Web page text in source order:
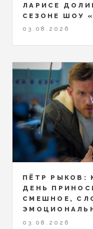
ЛАРИСЕ
СЕЗОНЕ ШОУ
03.08.2026
ПЁТР РЫКОВ:
ДЕНЬ
СМЕШНОЕ,
03.08.2026